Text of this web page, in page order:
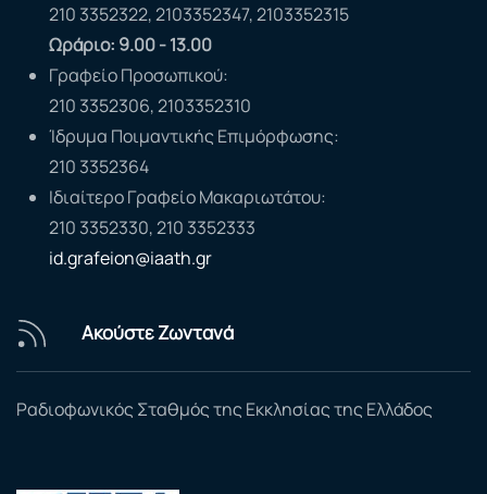
210 3352322, 2103352347, 2103352315
Ωράριο: 9.00 - 13.00
Γραφείο Προσωπικού:
210 3352306, 2103352310
Ίδρυμα Ποιμαντικής Επιμόρφωσης:
210 3352364
Ιδιαίτερο Γραφείο Μακαριωτάτου:
210 3352330, 210 3352333
id.grafeion@iaath.gr
Ακούστε Ζωντανά
Ραδιοφωνικός Σταθμός της Εκκλησίας της Ελλάδος